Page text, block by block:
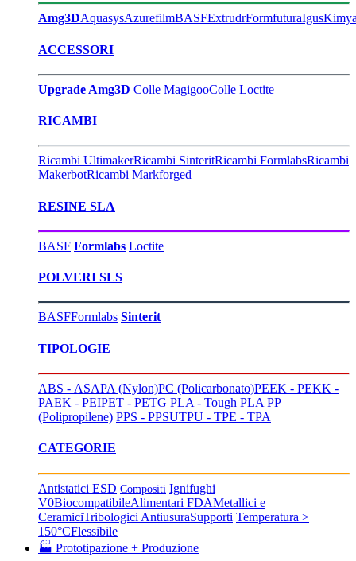
Amg3DAquasysAzurefilmBASFExtrudrFormfuturaIgus
ACCESSORI
Upgrade Amg3D Colle MagigooColle Loctite
RICAMBI
Ricambi UltimakerRicambi SinteritRicambi FormlabsRicambi
MakerbotRicambi Markforged
RESINE SLA
BASF Formlabs Loctite
POLVERI SLS
BASFFormlabs Sinterit
TIPOLOGIE
ABS - ASAPA (Nylon)PC (Policarbonato)PEEK - PEKK -
PAEK - PEIPET - PETG PLA - Tough PLA PP
(Polipropilene) PPS - PPSUTPU - TPE - TPA
CATEGORIE
Antistatici ESD Compositi Ignifughi
V0BiocompatibileAlimentari FDAMetallici e
CeramiciTribologici AntiusuraSupporti Temperatura >
150°CFlessibile
🏭 Prototipazione + Produzione